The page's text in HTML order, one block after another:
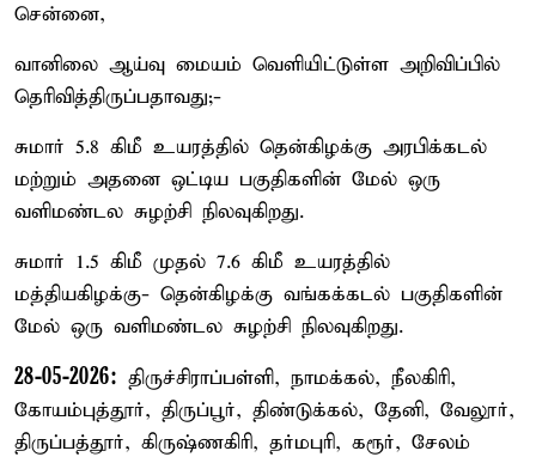
சென்னை,
வானிலை ஆய்வு மையம் வெளியிட்டுள்ள அறிவிப்பில்
தெரிவித்திருப்பதாவது;-
சுமார் 5.8 கிமீ உயரத்தில் தென்கிழக்கு அரபிக்கடல்
மற்றும் அதனை ஒட்டிய பகுதிகளின் மேல் ஒரு
வளிமண்டல சுழற்சி நிலவுகிறது.
சுமார் 1.5 கிமீ முதல் 7.6 கிமீ உயரத்தில்
மத்தியகிழக்கு- தென்கிழக்கு வங்கக்கடல் பகுதிகளின்
மேல் ஒரு வளிமண்டல சுழற்சி நிலவுகிறது.
28-05-2026: திருச்சிராப்பள்ளி, நாமக்கல், நீலகிரி,
கோயம்புத்தூர், திருப்பூர், திண்டுக்கல், தேனி, வேலூர்,
திருப்பத்தூர், கிருஷ்ணகிரி, தர்மபுரி, கரூர், சேலம்